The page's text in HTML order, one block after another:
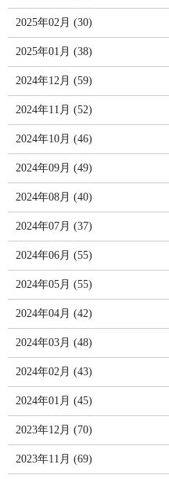
2025年02月 (30)
2025年01月 (38)
2024年12月 (59)
2024年11月 (52)
2024年10月 (46)
2024年09月 (49)
2024年08月 (40)
2024年07月 (37)
2024年06月 (55)
2024年05月 (55)
2024年04月 (42)
2024年03月 (48)
2024年02月 (43)
2024年01月 (45)
2023年12月 (70)
2023年11月 (69)